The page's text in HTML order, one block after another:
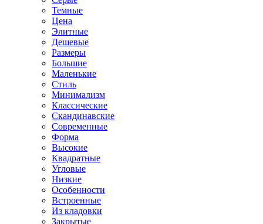
Темные
Цена
Элитные
Дешевые
Размеры
Большие
Маленькие
Стиль
Минимализм
Классические
Скандинавские
Современные
Форма
Высокие
Квадратные
Угловые
Низкие
Особенности
Встроенные
Из кладовки
Закрытые